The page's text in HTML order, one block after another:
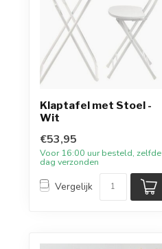
Klaptafel met Stoel -
Wit
€53,95
Voor 16:00 uur besteld, zelfde
dag verzonden
Vergelijk